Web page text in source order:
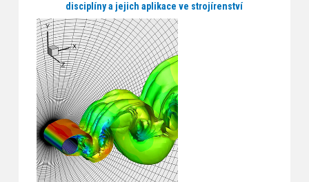
disciplíny a jejich aplikace ve strojírenství